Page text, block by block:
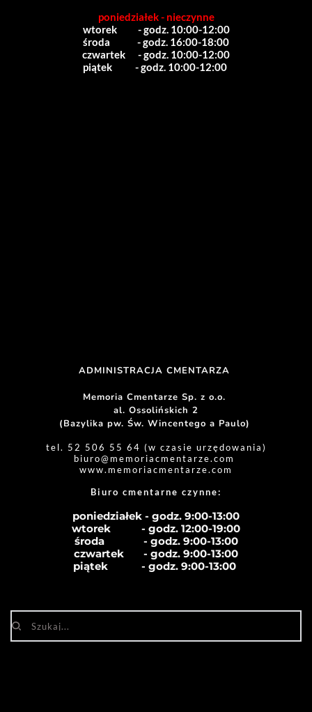
poniedziałek - nieczynne
wtorek          - godz. 10:00-12:00
środa             - godz. 16:00-18:00
czwartek      - godz. 10:00-12:00
piątek           - godz. 10:00-12:00
ADMINISTRACJA CMENTARZA
Memoria Cmentarze Sp. z o.o.
al. Ossolińskich 2
(Bazylika pw. Św. Wincentego a Paulo)
tel. 52 506 55 64 (w czasie urzędowania)
biuro@memoriacmentarze.com
www.memoriacmentarze.com
Biuro cmentarne czynne:
poniedziałek - godz. 9:00-13:00
wtorek           - godz. 12:00-19:00
środa              - godz. 9:00-13:00
czwartek       - godz. 9:00-13:00
piątek            - godz. 9:00-13:00